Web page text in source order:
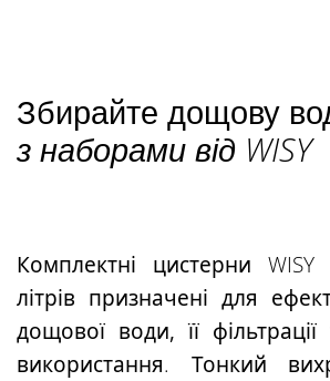
Збирайте дощову
з наборами від WISY
Комплектні цистерни
літрів призначені для
дощової води, її фільтрації
використання. Тонкий